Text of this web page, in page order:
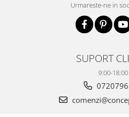
Urmareste-ne in
SUPORT
9:00-18:00